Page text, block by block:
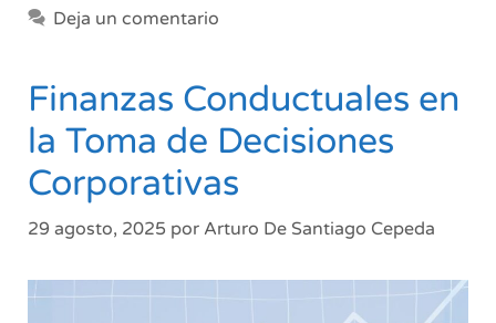
tu
negocio
Deja un comentario
Finanzas Conductuales en
la Toma de Decisiones
Corporativas
29 agosto, 2025 por Arturo De Santiago Cepeda